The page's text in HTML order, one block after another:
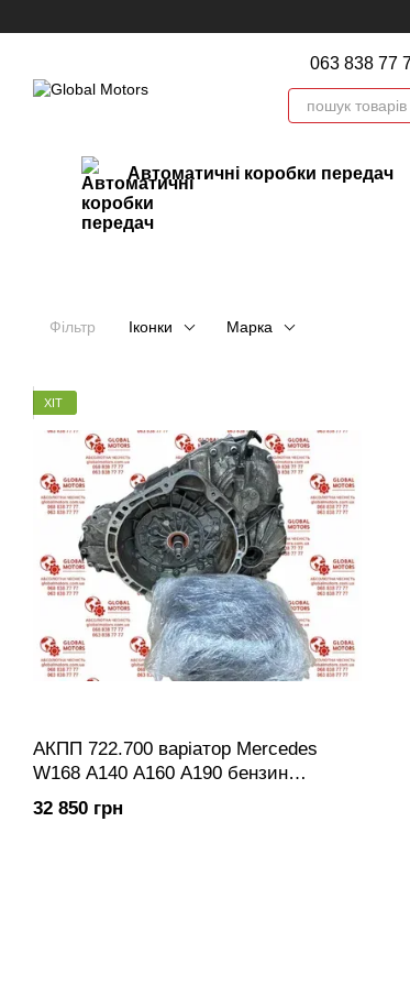
063 838 77
Автоматичні коробки передач
Фільтр Іконки Марка
ХІТ
АКПП 722.700 варіатор Mercedes
W168 A140 A160 A190 бензин
Коробка передач автоматична
автомат 722700 722.7
32 850 грн